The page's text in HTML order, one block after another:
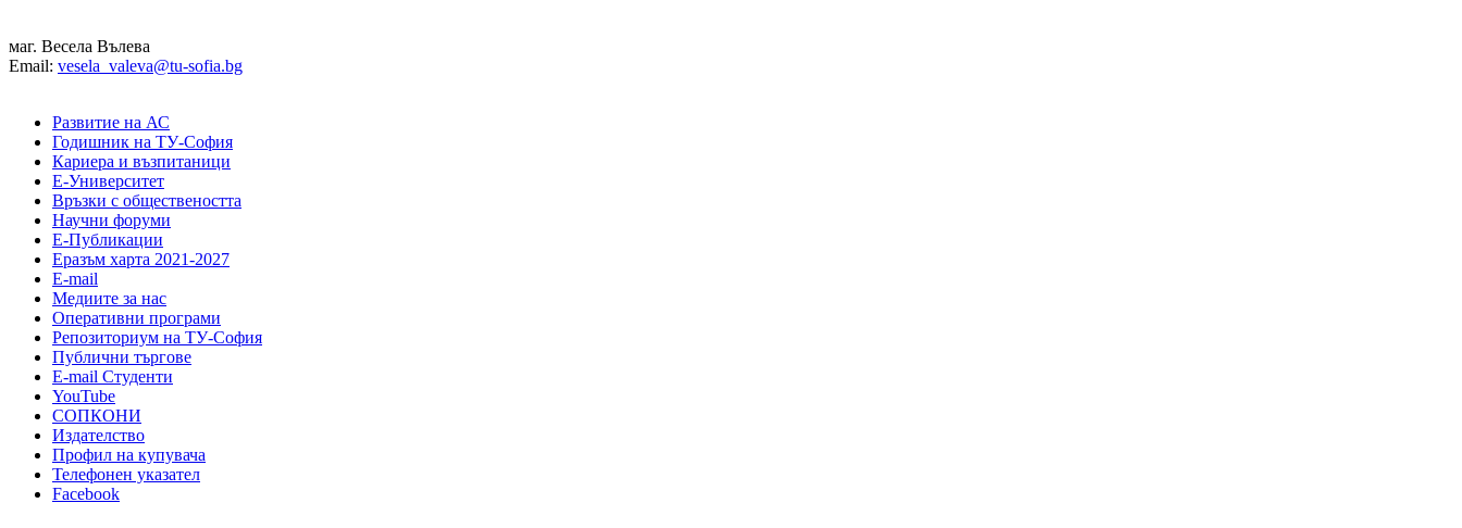
маг. Весела Вълева
Email: vesela_valeva@tu-sofia.bg
Развитие на АС
Годишник на ТУ-София
Кариера и възпитаници
Е-Университет
Връзки с обществеността
Научни форуми
Е-Публикации
Еразъм харта 2021-2027
E-mail
Медиите за нас
Оперативни програми
Репозиториум на ТУ-София
Публични търгове
Е-mail Студенти
YouTube
СОПКОНИ
Издателство
Профил на купувача
Телефонен указател
Facebook